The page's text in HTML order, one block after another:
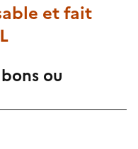
et fait
ou